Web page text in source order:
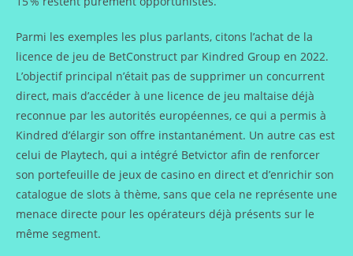
Parmi les exemples les plus parlants, citons l’achat de la
licence de jeu de BetConstruct par Kindred Group en 2022.
L’objectif principal n’était pas de supprimer un concurrent
direct, mais d’accéder à une licence de jeu maltaise déjà
reconnue par les autorités européennes, ce qui a permis à
Kindred d’élargir son offre instantanément. Un autre cas est
celui de Playtech, qui a intégré Betvictor afin de renforcer
son portefeuille de jeux de casino en direct et d’enrichir son
catalogue de slots à thème, sans que cela ne représente une
menace directe pour les opérateurs déjà présents sur le
même segment.